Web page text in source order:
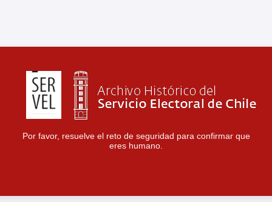
Por favor, resuelve el reto de seguridad para confirmar que
eres humano.